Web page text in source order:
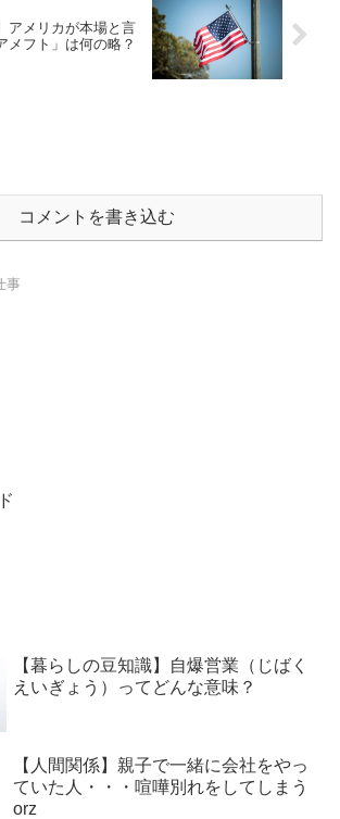
アメリカが本場と言
メフト」は何の略？
コメントを書き込む
事
【暮らしの豆知識】自爆営業（じばく
えいぎょう）ってどんな意味？
【人間関係】親子で一緒に会社をやっ
ていた人・・・喧嘩別れをしてしまう
orz